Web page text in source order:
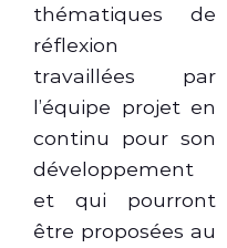
thématiques de
réflexion
travaillées par
l’équipe projet en
continu pour son
développement
et qui pourront
être proposées au